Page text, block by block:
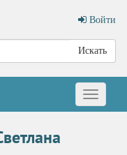
Войти
Искать
Меню